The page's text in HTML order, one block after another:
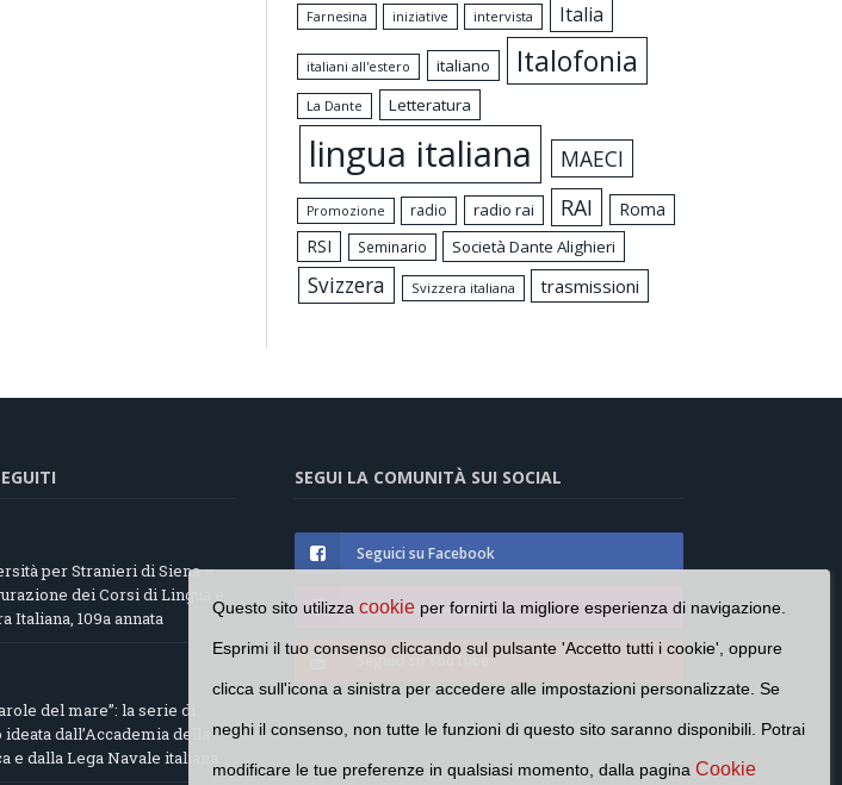
Farnesina iniziative intervista Italia
italiani all'estero italiano Italofonia
La Dante Letteratura
lingua italiana MAECI
Promozione radio radio rai RAI
Roma
RSI
Seminario Società Dante Alighieri
Svizzera Svizzera italiana trasmissioni
per Stranieri di Siena –
dei Corsi di Lingua e
Italiana, 109a annata
del mare”: la serie di
dall’Accademia della
e dalla Lega Navale italiana
SEGUI LA COMUNITÀ SUI SOCIAL
Seguici su Facebook
Seguici su Instagram
Seguici su YouTube
Questo sito utilizzacookie per fornirti la migliore esperienza di navigazione.
Esprimi il tuo consenso cliccando sul pulsante 'Accetto tutti i cookie', oppure
clicca sull'icona a sinistra per accedere alle impostazioni personalizzate. Se
neghi il consenso, non tutte le funzioni di questo sito saranno disponibili. Potrai
modificare le tue preferenze in qualsiasi momento, dalla pagina Cookie